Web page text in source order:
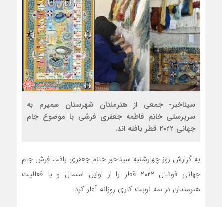
سیناخبر- جمعی از هنرمندان شهرستان سمیرم به
سرپرستی خانم فاطمه جعفری فرشی با موضوع جام
جهانی ۲۰۲۲ قطر بافته اند.
به گزارش روز چهارشنبه سیناخبر خانم جعفری بافت فرش جام
جهانی فوتبال ۲۰۲۲ قطر را از اوایل امسال و با فعالیت
هنرمندان در سه نوبت کاری روزانه آغاز کرد.